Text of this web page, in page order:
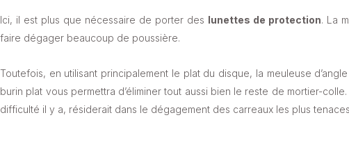
Ici, il est plus que nécessaire de porter des lunettes de protection. La
faire dégager beaucoup de poussière.
Toutefois, en utilisant principalement le plat du disque, la meuleuse
burin plat vous permettra d’éliminer tout aussi bien le reste de mortier-
difficulté il y a, résiderait dans le dégagement des carreaux les plus